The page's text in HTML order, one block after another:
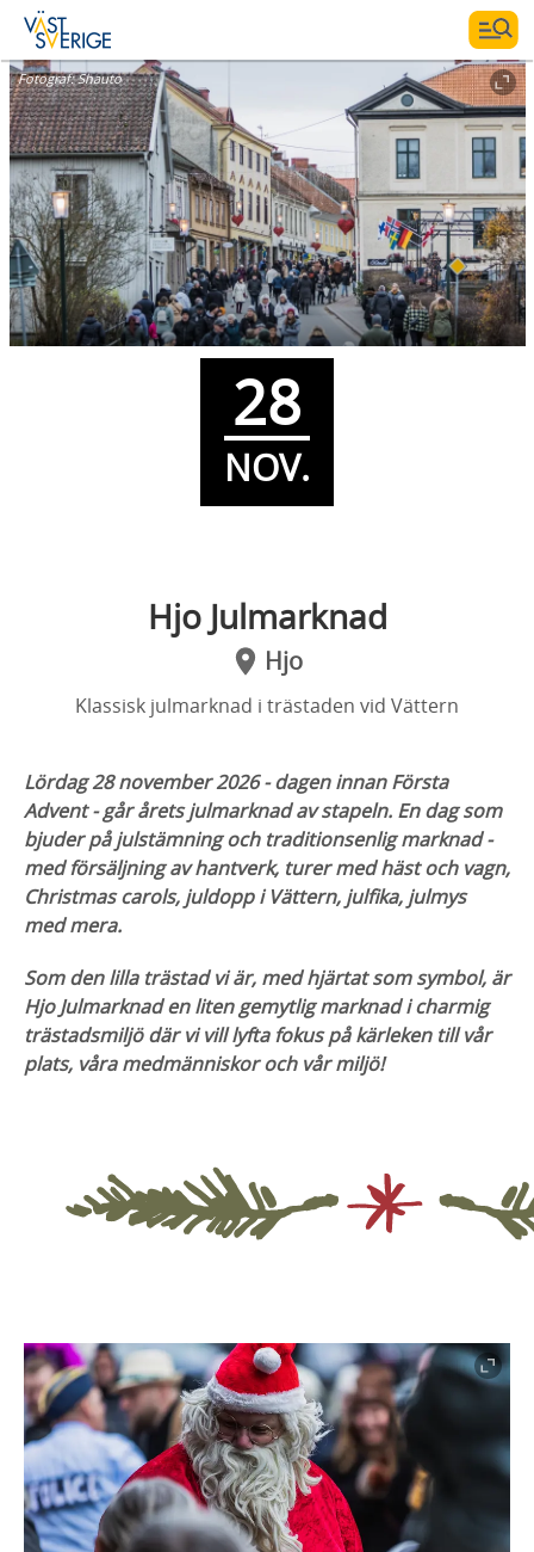
Fotograf:Shauto
28
NOV.
Hjo Julmarknad
Hjo
Klassisk julmarknad i trästaden vid Vättern
Lördag 28 november 2026 - dagen innan Första
Advent - går årets julmarknad av stapeln. En dag som
bjuder på julstämning och traditionsenlig marknad -
med försäljning av hantverk, turer med häst och vagn,
Christmas carols, juldopp i Vättern, julfika, julmys
med mera.
Som den lilla trästad vi är, med hjärtat som symbol, är
Hjo Julmarknad en liten gemytlig marknad i charmig
trästadsmiljö där vi vill lyfta fokus på kärleken till vår
plats, våra medmänniskor och vår miljö!